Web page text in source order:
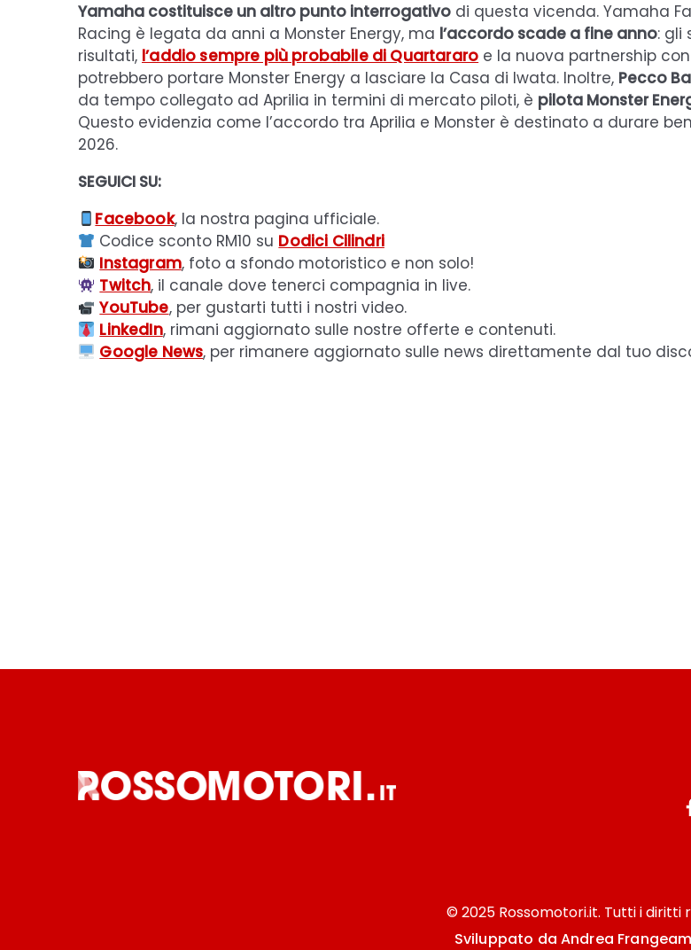
Yamaha costituisce un altro punto interrogativo di questa vicenda. Yamaha
Racing è legata da anni a Monster Energy, ma l’accordo scade a fine anno: gli
risultati, l’addio sempre più probabile di Quartararo e la nuova partnership
potrebbero portare Monster Energy a lasciare la Casa di Iwata. Inoltre, Pecco
da tempo collegato ad Aprilia in termini di mercato piloti, è pilota Monster
Questo evidenzia come l’accordo tra Aprilia e Monster è destinato a durare
2026.
SEGUICI SU:
Facebook, la nostra pagina ufficiale.
Codice sconto RM10 su Dodici Cilindri
Instagram, foto a sfondo motoristico e non solo!
Twitch, il canale dove tenerci compagnia in live.
YouTube, per gustarti tutti i nostri video.
LinkedIn, rimani aggiornato sulle nostre offerte e contenuti.
Google News, per rimanere aggiornato sulle news direttamente dal tuo
© 2025 Rossomotori.it. Tutti i diritti
Sviluppato da Andrea